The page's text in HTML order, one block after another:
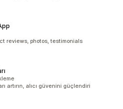
reviews, photos, testimonials
artırın, alıcı güvenini güçlendiri